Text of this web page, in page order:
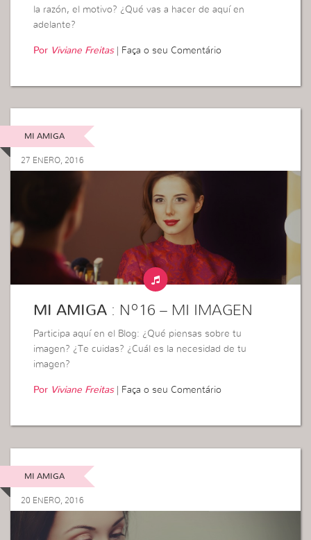
la razón, el motivo? ¿Qué vas a hacer de aquí en
adelante?
Por Viviane Freitas| Faça o seu Comentário
MI AMIGA
27 ENERO, 2016
MI AMIGA : Nº16 – MI IMAGEN
Participa aquí en el Blog: ¿Qué piensas sobre tu
imagen? ¿Te cuidas? ¿Cuál es la necesidad de tu
imagen?
Por Viviane Freitas| Faça o seu Comentário
MI AMIGA
20 ENERO, 2016